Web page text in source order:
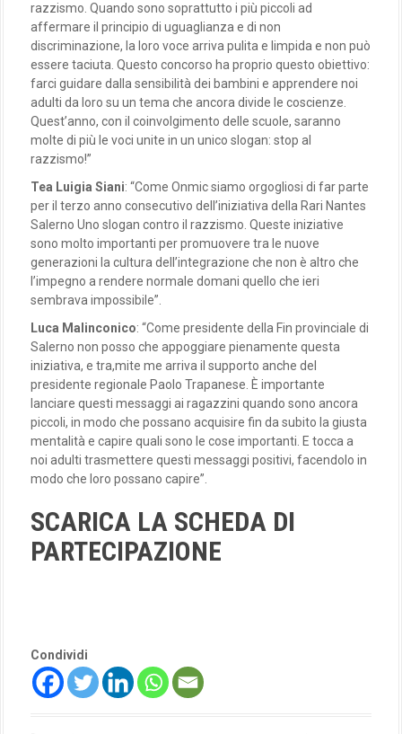
razzismo. Quando sono soprattutto i più piccoli ad
affermare il principio di uguaglianza e di non
discriminazione, la loro voce arriva pulita e limpida e non può
essere taciuta. Questo concorso ha proprio questo obiettivo:
farci guidare dalla sensibilità dei bambini e apprendere noi
adulti da loro su un tema che ancora divide le coscienze.
Quest’anno, con il coinvolgimento delle scuole, saranno
molte di più le voci unite in un unico slogan: stop al
razzismo!”
Tea Luigia Siani: “Come Onmic siamo orgogliosi di far parte
per il terzo anno consecutivo dell’iniziativa della Rari Nantes
Salerno Uno slogan contro il razzismo. Queste iniziative
sono molto importanti per promuovere tra le nuove
generazioni la cultura dell’integrazione che non è altro che
l’impegno a rendere normale domani quello che ieri
sembrava impossibile”.
Luca Malinconico: “Come presidente della Fin provinciale di
Salerno non posso che appoggiare pienamente questa
iniziativa, e tra,mite me arriva il supporto anche del
presidente regionale Paolo Trapanese. È importante
lanciare questi messaggi ai ragazzini quando sono ancora
piccoli, in modo che possano acquisire fin da subito la giusta
mentalità e capire quali sono le cose importanti. E tocca a
noi adulti trasmettere questi messaggi positivi, facendolo in
modo che loro possano capire”.
SCARICA LA SCHEDA DI
PARTECIPAZIONE
Condividi